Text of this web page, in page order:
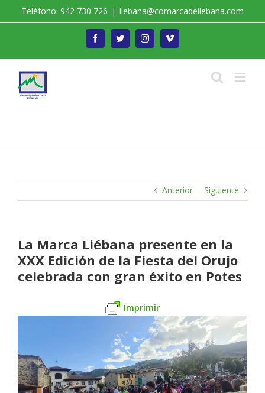
Teléfono: 942 730 726 | liebana@comarcadeliebana.com
FacebookTwitterInstagramVimeo
Anterior Siguiente
La Marca Liébana presente en la
XXX Edición de la Fiesta del Orujo
celebrada con gran éxito en Potes
Imprimir